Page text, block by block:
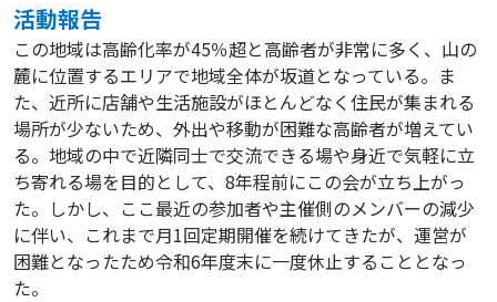
活動報告
この地域は高齢化率が45％超と高齢者が非常に多く、山の
麓に位置するエリアで地域全体が坂道となっている。ま
た、近所に店舗や生活施設がほとんどなく住民が集まれる
場所が少ないため、外出や移動が困難な高齢者が増えてい
る。地域の中で近隣同士で交流できる場や身近で気軽に立
ち寄れる場を目的として、8年程前にこの会が立ち上がっ
た。しかし、ここ最近の参加者や主催側のメンバーの減少
に伴い、これまで月1回定期開催を続けてきたが、運営が
困難となったため令和6年度末に一度休止することとなっ
た。